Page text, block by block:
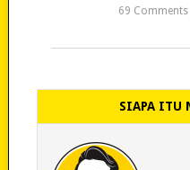
69 Comments
SIAPA ITU